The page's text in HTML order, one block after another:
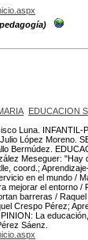
EDUCACION
Luna.
López Moreno.
Bermúdez.
Meseguer:
coord.;
en el mundo /
mejorar el entorno
barreras /
Crespo Pérez;
La
Sáenz.